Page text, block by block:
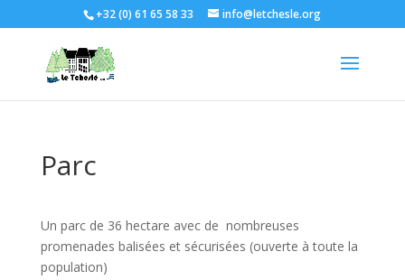
+32 (0) 61 65 58 33 info@letchesle.org
Parc
Un parc de 36 hectare avec de nombreuses
promenades balisées et sécurisées (ouverte à toute la
population)